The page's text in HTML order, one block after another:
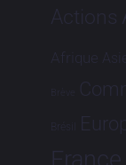
Actions
Afrique Asie
Brève
Brésil